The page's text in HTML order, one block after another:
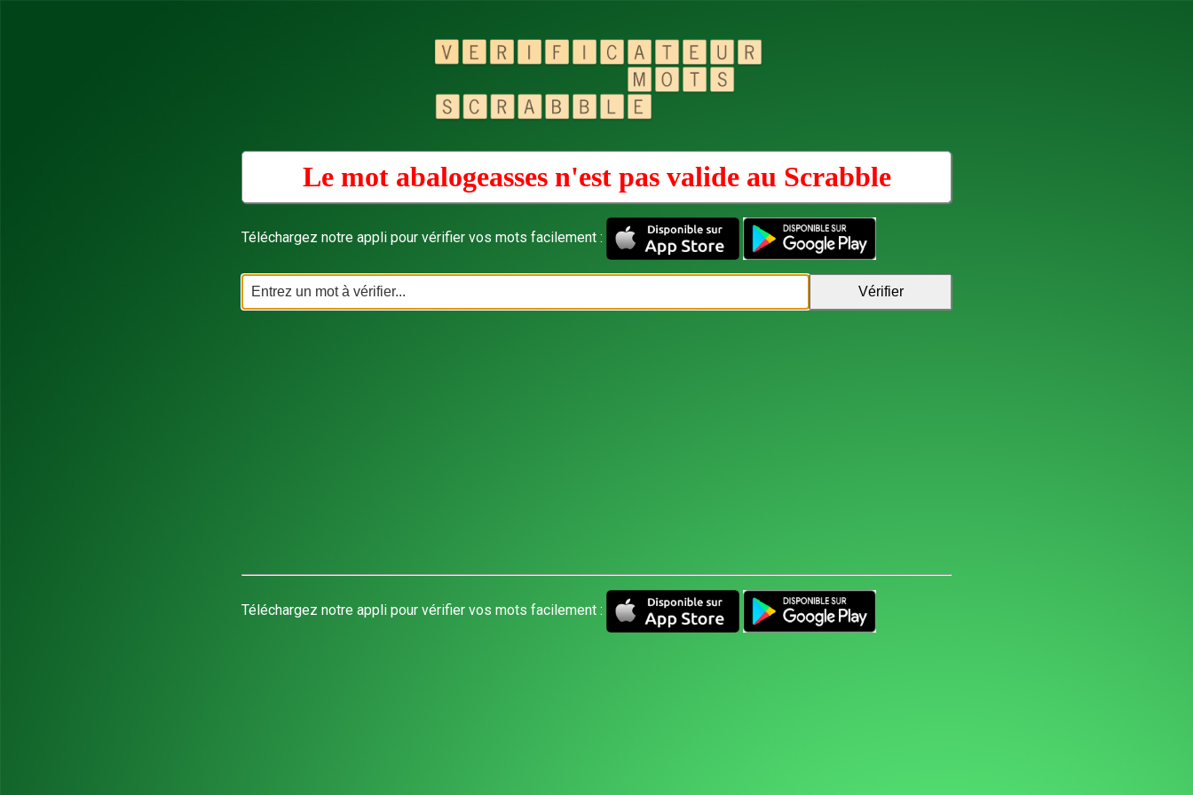
Le mot abalogeasses n'est pas valide au Scrabble
Téléchargez notre appli pour vérifier vos mots facilement :
Téléchargez notre appli pour vérifier vos mots facilement :